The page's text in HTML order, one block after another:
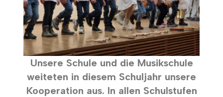
Unsere Schule und die Musikschule
weiteten in diesem Schuljahr unsere
Kooperation aus. In allen Schulstufen